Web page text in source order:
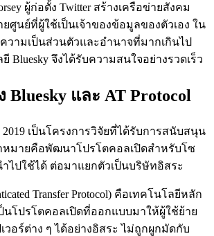
ผู้ก่อตั้ง Twitter สร้างเครือข่ายสังคม
ศูนย์ที่ผู้ใช้เป็นเจ้าของข้อมูลของตัวเอง ใน
วามเป็นส่วนตัวและอำนาจที่มากเกินไป
Bluesky จึงได้รับความสนใจอย่างรวดเร็ว
Bluesky และ AT Protocol
2019 เป็นโครงการวิจัยที่ได้รับการสนับสนุน
าหมายคือพัฒนาโปรโตคอลเปิดสำหรับโซ
ไปใช้ได้ ต่อมาแยกตัวเป็นบริษัทอิสระ
Transfer Protocol) คือเทคโนโลยีหลัก
ป็นโปรโตคอลเปิดที่ออกแบบมาให้ผู้ใช้ย้าย
วอร์ต่าง ๆ ได้อย่างอิสระ ไม่ถูกผูกมัดกับ